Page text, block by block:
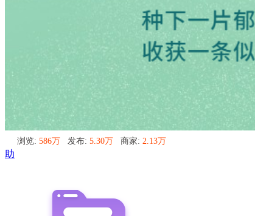
浏览: 586万 发布: 5.30万 商家: 2.13万
助